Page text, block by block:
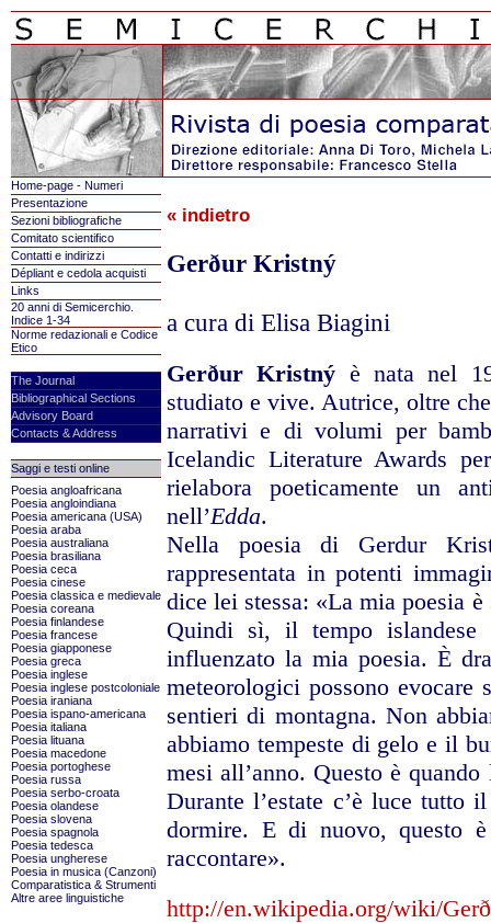
Home-page - Numeri
Presentazione
Sezioni bibliografiche
Comitato scientifico
Contatti e indirizzi
Dépliant e cedola acquisti
Links
20 anni di Semicerchio.
Indice 1-34
Norme redazionali e Codice
Etico
The Journal
Bibliographical Sections
Advisory Board
Contacts & Address
Saggi e testi online
Poesia angloafricana
Poesia angloindiana
Poesia americana (USA)
Poesia araba
Poesia australiana
Poesia brasiliana
Poesia ceca
Poesia cinese
Poesia classica e medievale
Poesia coreana
Poesia finlandese
Poesia francese
Poesia giapponese
Poesia greca
Poesia inglese
Poesia inglese postcoloniale
Poesia iraniana
Poesia ispano-americana
Poesia italiana
Poesia lituana
Poesia macedone
Poesia portoghese
Poesia russa
Poesia serbo-croata
Poesia olandese
Poesia slovena
Poesia spagnola
Poesia tedesca
Poesia ungherese
Poesia in musica (Canzoni)
Comparatistica & Strumenti
Altre aree linguistiche
« indietro
Gerður Kristný
a cura di Elisa Biagini
Gerður Kristný è nata nel
studiato e vive. Autrice, oltre
narrativi e di volumi per
Icelandic Literature Awards
rielabora poeticamente un
nell’Edda.
Nella poesia di Gerdur
rappresentata in potenti
dice lei stessa: «La mia poesia
Quindi sì, il tempo islandese
influenzato la mia poesia. È
meteorologici possono
sentieri di montagna. Non
abbiamo tempeste di gelo e il
mesi all’anno. Questo è
Durante l’estate c’è luce tutto
dormire. E di nuovo, questo
raccontare».
http://en.wikipedia.org/wiki/